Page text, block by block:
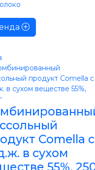
Comella с
в сухом
55%,